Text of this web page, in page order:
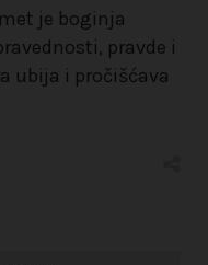
je boginja
pravde i
ubija i pročišćava